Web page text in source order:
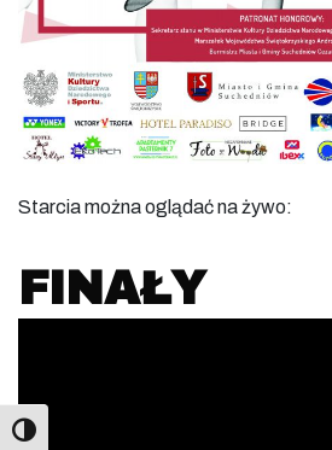
Starcia można oglądać na żywo:
FINAŁY